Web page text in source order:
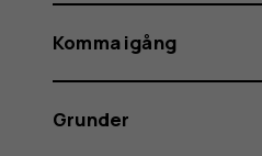
Komma igång
Grunder